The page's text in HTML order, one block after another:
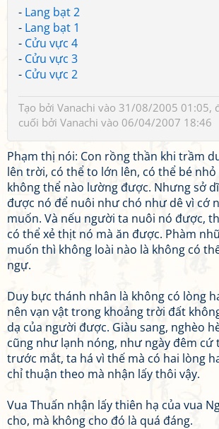
- Lang bạt 2
- Lang bạt 1
- Cửu vực 4
- Cửu vực 3
- Cửu vực 2
Tạo bởi Vanachi vào 31/08/2005 01:05,
cuối bởi Vanachi vào 06/04/2007 18:46
Phạm thị nói: Con rồng thần khi trầm
lên trời, có thể to lớn lên, có thể bé nhỏ
không thể nào lường được. Nhưng sở
được nó để nuôi như chó như dê vì cớ
muốn. Và nếu người ta nuôi nó được,
có thể xẻ thịt nó mà ăn được. Phàm
muốn thì không loài nào là không có
ngự.
Duy bực thánh nhân là không có lòng
nên vạn vật trong khoảng trời đất
dạ của người được. Giàu sang, nghèo
cũng như lạnh nóng, như ngày đêm cứ
trước mắt, ta há vì thế mà có hai lòng
chỉ thuận theo mà nhận lấy thôi vậy.
Vua Thuấn nhận lấy thiên hạ của vua
cho, mà không cho đó là quá đáng.